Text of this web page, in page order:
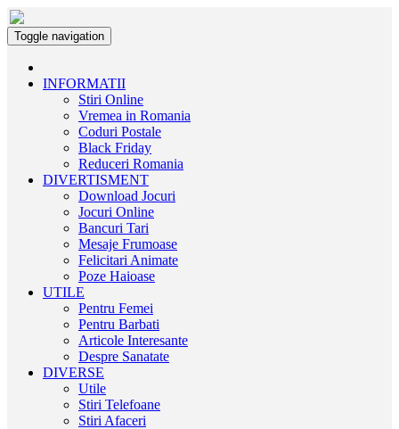
Toggle navigation
INFORMATII
Stiri Online
Vremea in Romania
Coduri Postale
Black Friday
Reduceri Romania
DIVERTISMENT
Download Jocuri
Jocuri Online
Bancuri Tari
Mesaje Frumoase
Felicitari Animate
Poze Haioase
UTILE
Pentru Femei
Pentru Barbati
Articole Interesante
Despre Sanatate
DIVERSE
Utile
Stiri Telefoane
Stiri Afaceri